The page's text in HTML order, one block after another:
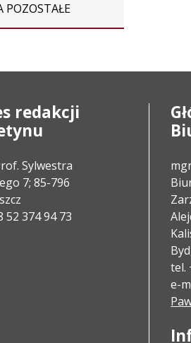
POZOSTAŁE
redakcji
Sylwestra
7; 85-796
52 374 94 73
tel.
e-